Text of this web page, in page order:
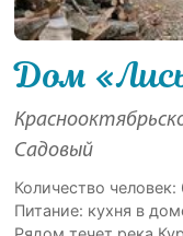
Дом
Садовый
Количество человек:
Питание: кухня в